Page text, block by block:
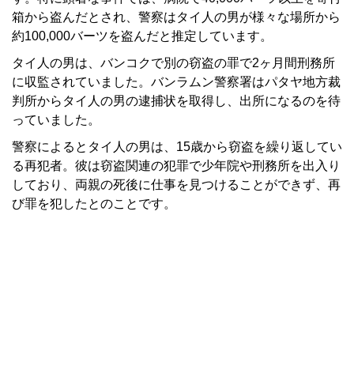
箱から盗んだとされ、警察はタイ人の男が様々な場所から
約100,000バーツを盗んだと推定しています。
タイ人の男は、バンコクで別の窃盗の罪で2ヶ月間刑務所
に収監されていました。バンラムン警察署はパタヤ地方裁
判所からタイ人の男の逮捕状を取得し、出所になるのを待
っていました。
警察によるとタイ人の男は、15歳から窃盗を繰り返してい
る再犯者。彼は窃盗関連の犯罪で少年院や刑務所を出入り
しており、両親の死後に仕事を見つけることができず、再
び罪を犯したとのことです。